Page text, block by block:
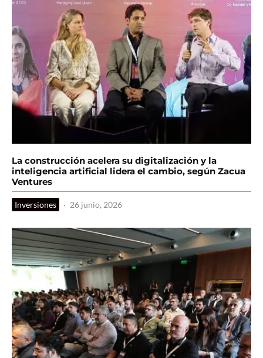
La construcción acelera su digitalización y la
inteligencia artificial lidera el cambio, según Zacua
Ventures
Inversiones · 26 junio, 2026